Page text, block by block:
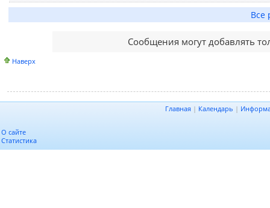
Все
Сообщения могут добавлять
Наверх
Главная | Календарь |
О сайте
Статистика